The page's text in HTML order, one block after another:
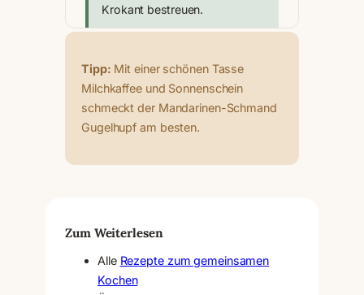
Krokant bestreuen.
Tipp: Mit einer schönen Tasse
Milchkaffee und Sonnenschein
schmeckt der Mandarinen-Schmand
Gugelhupf am besten.
Zum Weiterlesen
Alle Rezepte zum gemeinsamen
Kochen